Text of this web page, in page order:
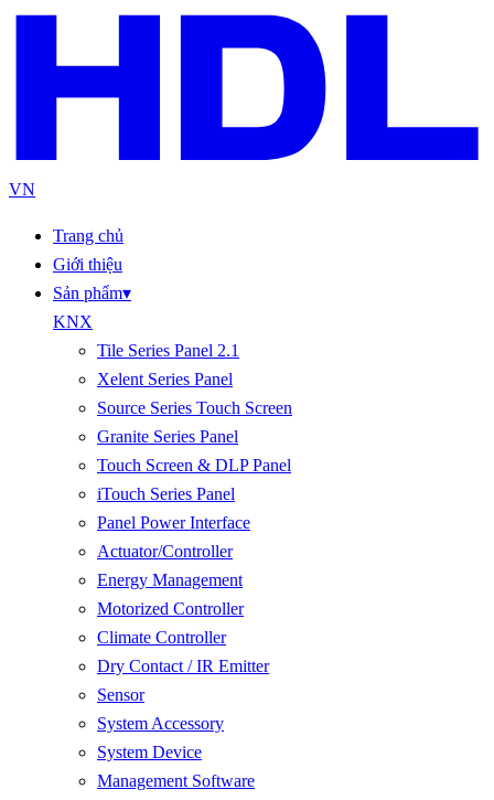
VN
Trang chủ
Giới thiệu
Sản phẩm▾
KNX
Tile Series Panel 2.1
Xelent Series Panel
Source Series Touch Screen
Granite Series Panel
Touch Screen & DLP Panel
iTouch Series Panel
Panel Power Interface
Actuator/Controller
Energy Management
Motorized Controller
Climate Controller
Dry Contact / IR Emitter
Sensor
System Accessory
System Device
Management Software